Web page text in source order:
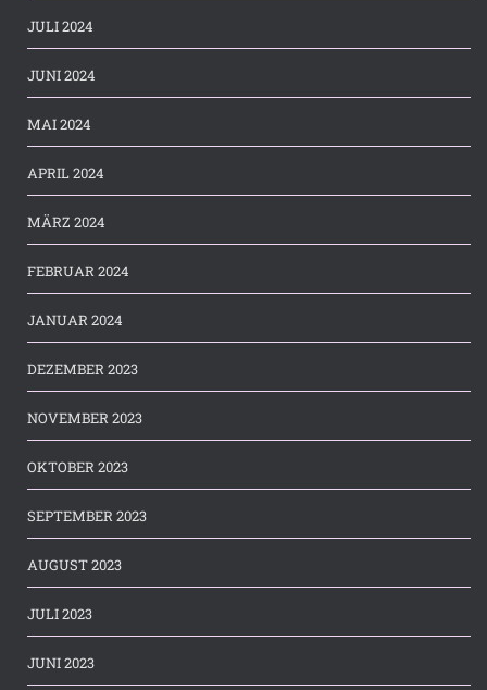
JULI 2024
JUNI 2024
MAI 2024
APRIL 2024
MÄRZ 2024
FEBRUAR 2024
JANUAR 2024
DEZEMBER 2023
NOVEMBER 2023
OKTOBER 2023
SEPTEMBER 2023
AUGUST 2023
JULI 2023
JUNI 2023